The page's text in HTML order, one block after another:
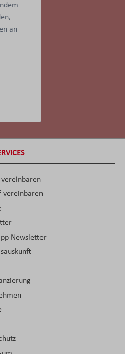
an
vereinbaren
Newsletter